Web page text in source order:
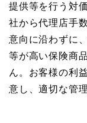
提供等を行う対
社から代理店手
意向に沿わずに
等が高い保険商
ん。お客様の利
意し、適切な管